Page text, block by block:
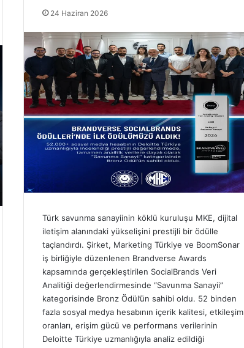
24 Haziran 2026
Türk savunma sanayiinin köklü kuruluşu MKE, dijital
iletişim alanındaki yükselişini prestijli bir ödülle
taçlandırdı. Şirket, Marketing Türkiye ve BoomSonar
iş birliğiyle düzenlenen Brandverse Awards
kapsamında gerçekleştirilen SocialBrands Veri
Analitiği değerlendirmesinde “Savunma Sanayii”
kategorisinde Bronz Ödül’ün sahibi oldu. 52 binden
fazla sosyal medya hesabının içerik kalitesi, etkileşim
oranları, erişim gücü ve performans verilerinin
Deloitte Türkiye uzmanlığıyla analiz edildiği